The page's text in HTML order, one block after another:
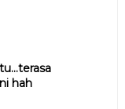
hah